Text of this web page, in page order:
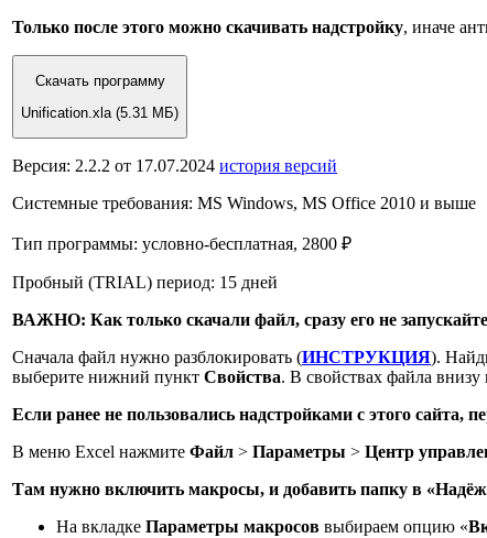
Только после этого можно скачивать надстройку, иначе
Скачать программу
Unification.xla (5.31 МБ)
Версия: 2.2.2 от 17.07.2024 история версий
Системные требования: MS Windows, MS Office 2010 и выше
Тип программы: условно-бесплатная, 2800 ₽
Пробный (TRIAL) период: 15 дней
ВАЖНО: Как только скачали файл, сразу его не
Сначала файл нужно разблокировать (ИНСТРУКЦИЯ).
выберите нижний пункт Свойства. В свойствах файла
Если ранее не пользовались надстройками с этого сайта,
В меню Excel нажмите Файл > Параметры > Центр
Там нужно включить макросы, и добавить папку в
На вкладке Параметры макросов выбираем опцию «